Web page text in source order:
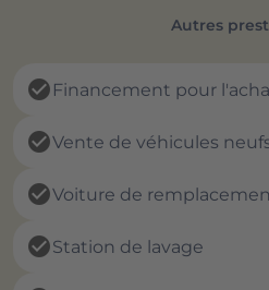
Autres
check_circle Financement pour
check_circleVente de véhicules
check_circleVoiture de
check_circleStation de lavage